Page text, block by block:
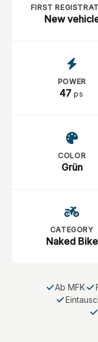
FIRST
New
POWER
47ps
COLOR
Grün
CATEGORY
Naked Bike
Ab MFK